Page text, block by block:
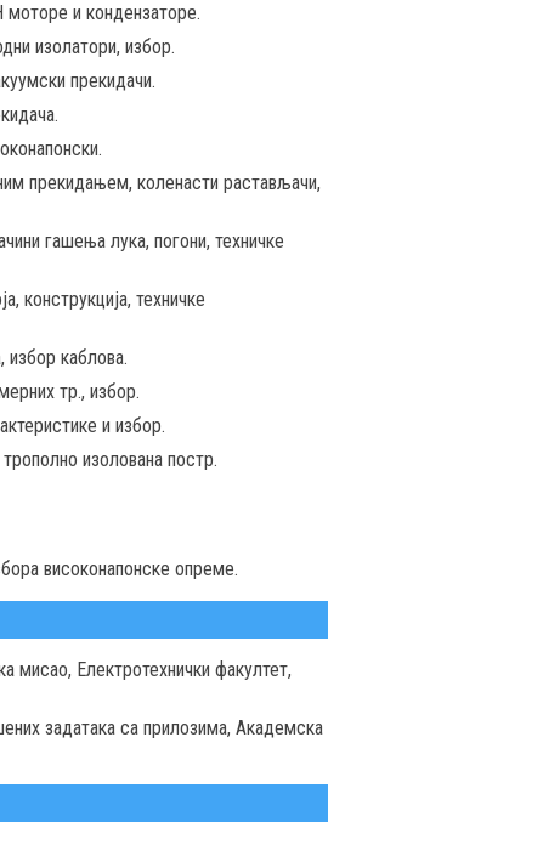
моторе и кондензаторе.
изолатори, избор.
прекидачи.
прекидањем, коленасти растављачи,
гашења лука, погони, техничке
конструкција, техничке
избор каблова.
тр., избор.
и избор.
изолована постр.
високонапонске опреме.
мисао, Електротехнички факултет,
задатака са прилозима, Академска